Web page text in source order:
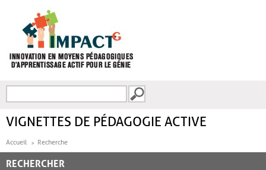
FORMULAIRE DE
VIGNETTES DE PÉDAGOGIE ACTIVE
Accueil Recherche
RECHERCHER